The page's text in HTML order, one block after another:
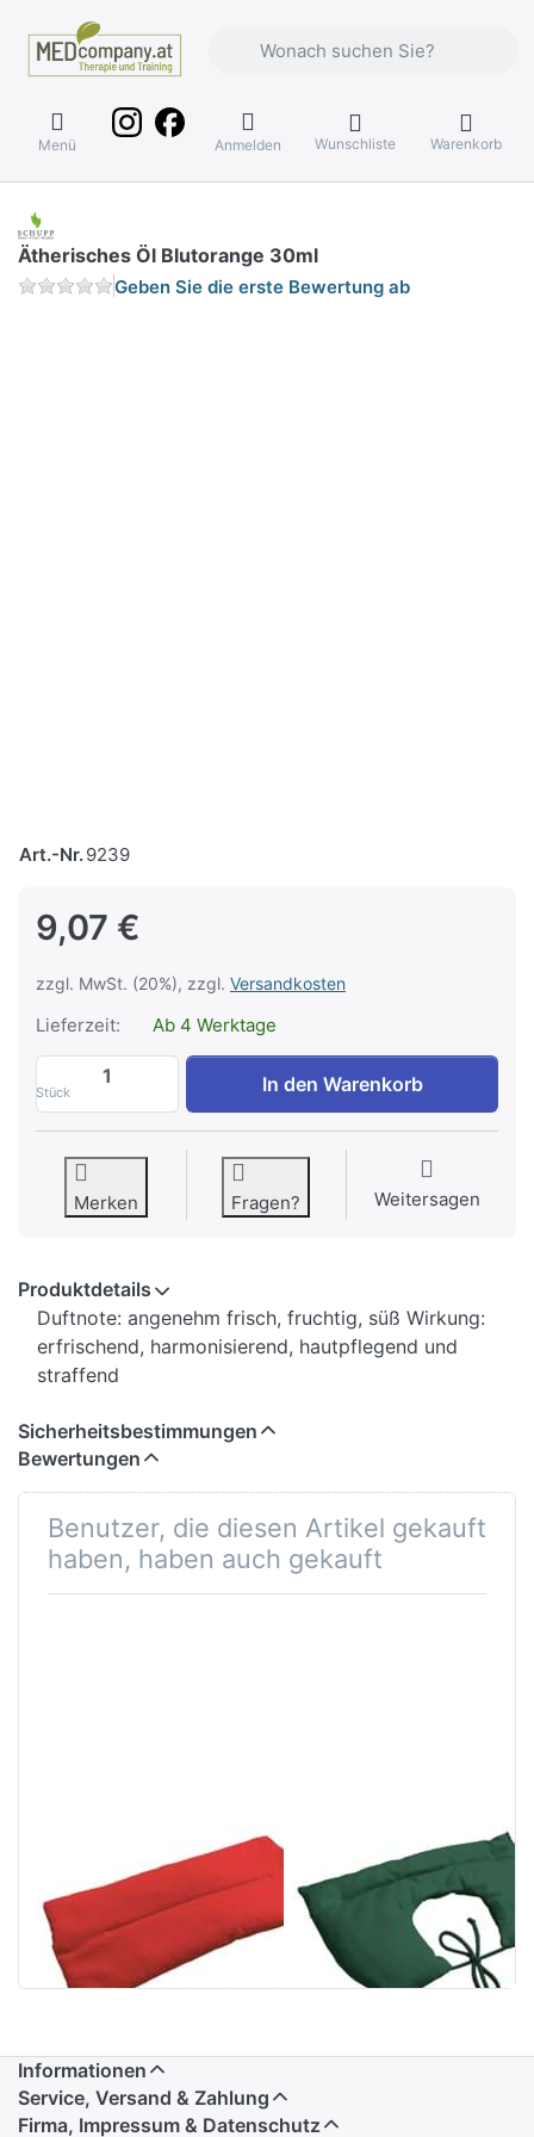
Menü Anmelden Wunschliste Warenkorb
Ätherisches Öl Blutorange 30ml
Geben Sie die erste Bewertung ab
Art.-Nr.9239
9,07 €
zzgl. MwSt. (20%), zzgl. Versandkosten
Lieferzeit: Ab 4 Werktage
Stück
Ätherisches Öl Blutorange 30ml zu 9,07
In den Warenkorb
Merken Fragen? Weitersagen
Produktdetails
Duftnote: angenehm frisch, fruchtig, süß Wirkung:
erfrischend, harmonisierend, hautpflegend und
straffend
Sicherheitsbestimmungen
Bewertungen
Benutzer, die diesen Artikel gekauft
haben, haben auch gekauft
Kirschkernkissen
40x20cm
Bio-Traubenkern
Nackenhörnchen
Informationen
Service, Versand & Zahlung
Firma, Impressum & Datenschutz